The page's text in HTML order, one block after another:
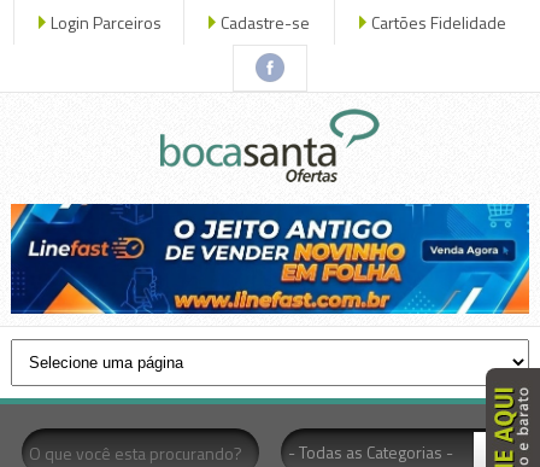
Login Parceiros Cadastre-se Cartões Fidelidade
- Todas as Categorias -